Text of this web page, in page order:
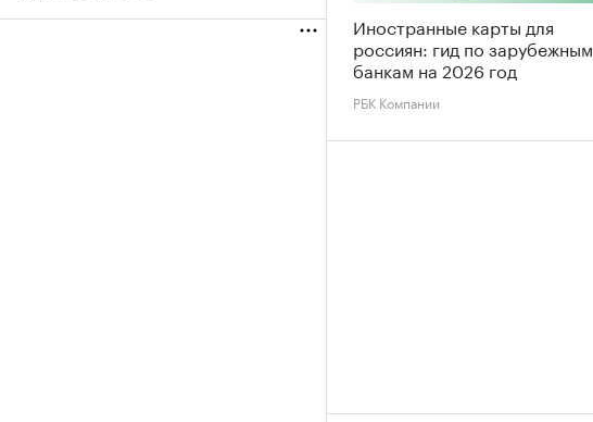
Иностранные карты для
россиян: гид по зарубежным
банкам на 2026 год
РБК Компании